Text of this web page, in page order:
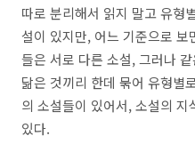
따로 분리해서 읽지 말고 유형
설이 있지만, 어느 기준으로 보
들은 서로 다른 소설,그러나
닮은 것끼리 한데 묶어 유형별
의 소설들이 있어서,소설의 지
있다.